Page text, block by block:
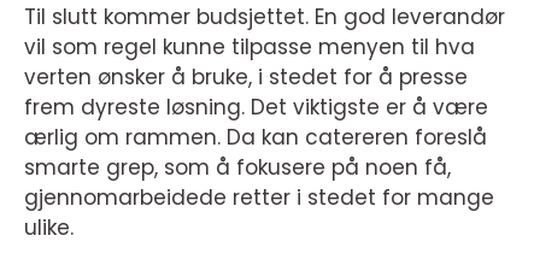
Til slutt kommer budsjettet. En god leverandør
vil som regel kunne tilpasse menyen til hva
verten ønsker å bruke, i stedet for å presse
frem dyreste løsning. Det viktigste er å være
ærlig om rammen. Da kan catereren foreslå
smarte grep, som å fokusere på noen få,
gjennomarbeidede retter i stedet for mange
ulike.